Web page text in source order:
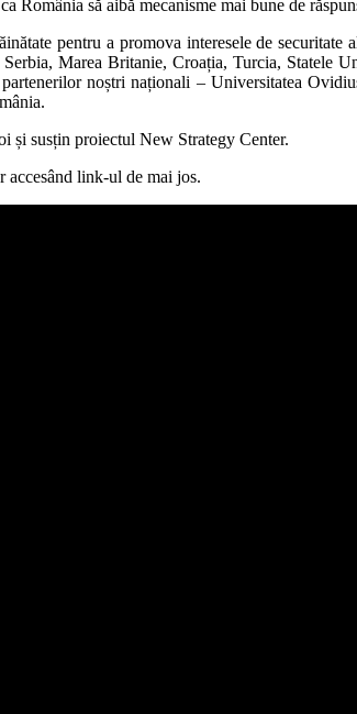
România să aibă mecanisme mai bune de
pentru a promova interesele de
Marea Britanie, Croația, Turcia,
noștri naționali – Universitatea
și susțin proiectul New Strategy Center.
accesând link-ul de mai jos.